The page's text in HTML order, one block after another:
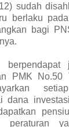
sudah
berlaku
bagi
PMK No.50
dana
peraturan